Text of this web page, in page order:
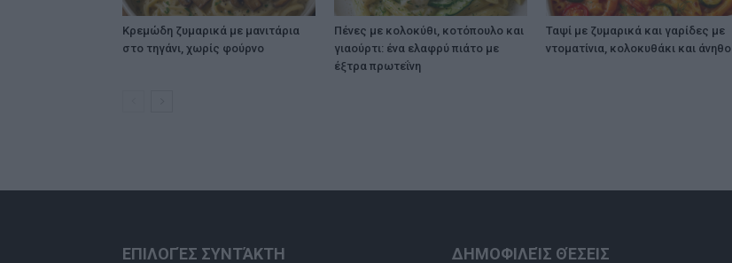
Κρεμώδη ζυμαρικά με μανιτάρια
στο τηγάνι, χωρίς φούρνο
Πένες με κολοκύθι, κοτόπουλο και
γιαούρτι: ένα ελαφρύ πιάτο με
έξτρα πρωτεΐνη
Ταψί με ζυμαρικά και γαρίδες με
ντοματίνια, κολοκυθάκι και άνηθο
ΕΠΙΛΟΓΈΣ ΣΥΝΤΆΚΤΗ ΔΗΜΟΦΙΛΕΊΣ ΘΈΣΕΙΣ